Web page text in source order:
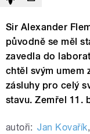
Sir Alexander
původně se měl
zavedla do
chtěl svým umem
zásluhy pro celý
stavu. Zemřel 11.
autoři: Jan Kovařík,